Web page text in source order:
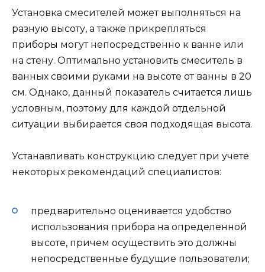
Установка смесителей может выполняться на
разную высоту, а также прикрепляться
приборы могут непосредственно к ванне или
на стену. Оптимально установить смеситель в
ванных своими руками на высоте от ванны в 20
см. Однако, данный показатель считается лишь
условным, поэтому для каждой отдельной
ситуации выбирается своя подходящая высота.
Устанавливать конструкцию следует при учете
некоторых рекомендаций специалистов:
предварительно оценивается удобство
использования прибора на определенной
высоте, причем осуществить это должны
непосредственные будущие пользователи;